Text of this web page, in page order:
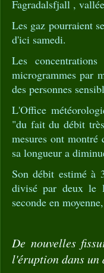
Fagradalsfjall ,
Les gaz pourraient
d'ici samedi.
Les
microgrammes par
des personnes
L'Office
"du fait du débit
mesures ont
sa longueur a
Son débit estimé à
divisé par deux le
seconde en
De nouvelles
l'éruption dans